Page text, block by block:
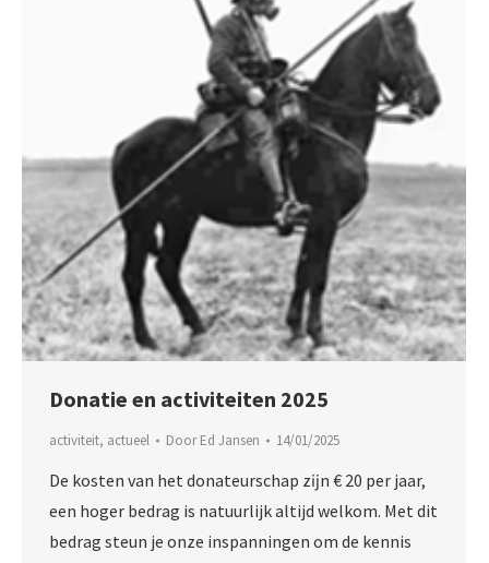
Donatie en activiteiten 2025
activiteit, actueel DoorEd Jansen 14/01/2025
De kosten van het donateurschap zĳn € 20 per jaar,
een hoger bedrag is natuurlijk altijd welkom. Met dit
bedrag steun je onze inspanningen om de kennis